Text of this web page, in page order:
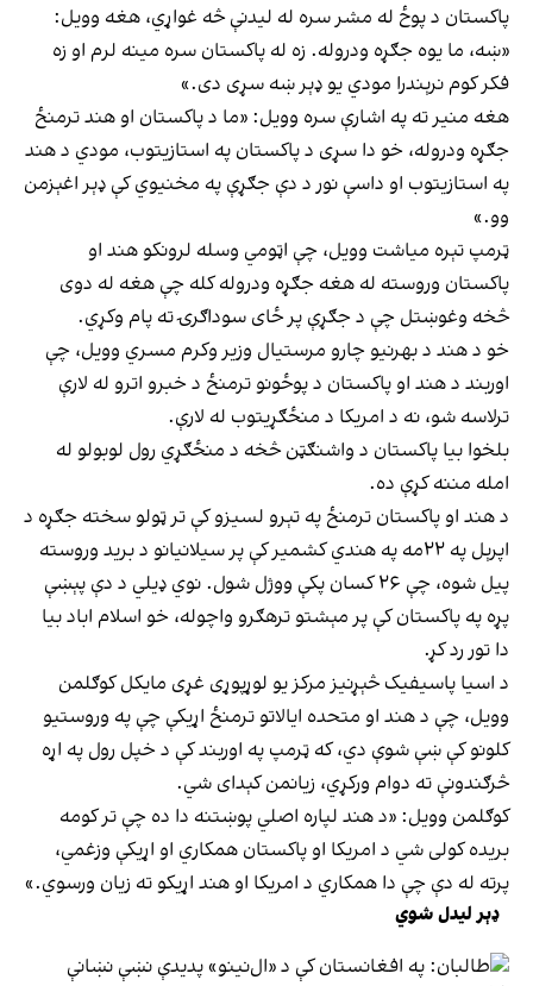
پاکستان د پوځ له مشر سره له لیدنې څه غواړي، هغه وویل:
«ښه، ما یوه جګړه ودروله. زه له پاکستان سره مینه لرم او زه
فکر کوم نرېندرا مودي یو ډېر ښه سړی دی.»
هغه منیر ته په اشارې سره وویل: «ما د پاکستان او هند ترمنځ
جګړه ودروله، خو دا سړی د پاکستان په استازیتوب، مودي د هند
په استازیتوب او داسې نور د دې جګړې په مخنیوي کې ډېر اغېزمن
وو.»
ټرمپ تېره میاشت وویل، چې اټومي وسله لرونکو هند او
پاکستان وروسته له هغه جګړه ودروله کله چې هغه له دوی
څخه وغوښتل چې د جګړې پر ځای سوداګرۍ ته پام وکړي.
خو د هند د بهرنیو چارو مرستیال وزیر وکرم مسري وویل، چې
اوربند د هند او پاکستان د پوځونو ترمنځ د خبرو اترو له لارې
ترلاسه شو، نه د امریکا د منځګړیتوب له لارې.
بلخوا بیا پاکستان د واشنګټن څخه د منځګړي رول لوبولو له
امله مننه کړې ده.
د هند او پاکستان ترمنځ په تېرو لسیزو کې تر ټولو سخته جګړه د
اپرېل په ۲۲مه په هندي کشمیر کې پر سیلانیانو د برید وروسته
پیل شوه، چې ۲۶ کسان پکې ووژل شول. نوي ډیلي د دې پېښې
پړه په پاکستان کې پر مېشتو ترهګرو واچوله، خو اسلام اباد بیا
دا تور رد کړ.
د اسیا پاسیفیک څېړنیز مرکز یو لوړپوړی غړی مایکل کوګلمن
وویل، چې د هند او متحده ایالاتو ترمنځ اړیکې چې په وروستیو
کلونو کې ښې شوې دي، که ټرمپ په اوربند کې د خپل رول په اړه
څرګندونې ته دوام ورکړي، زیانمن کېدای شي.
کوګلمن وویل: «د هند لپاره اصلي پوښتنه دا ده چې تر کومه
بریده کولی شي د امریکا او پاکستان همکاري او اړیکې وزغمي،
پرته له دې چې دا همکاري د امریکا او هند اړیکو ته زیان ورسوي.»
ډېر لیدل شوي